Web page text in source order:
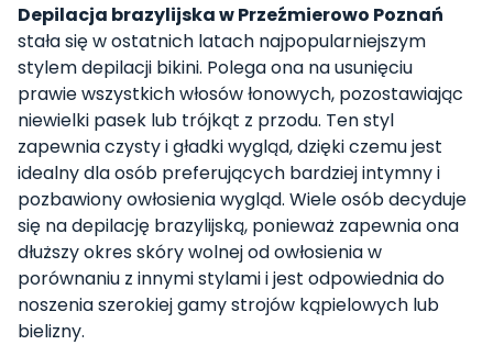
Depilacja brazylijska w Przeźmierowo Poznań
stała się w ostatnich latach najpopularniejszym
stylem depilacji bikini. Polega ona na usunięciu
prawie wszystkich włosów łonowych, pozostawiając
niewielki pasek lub trójkąt z przodu. Ten styl
zapewnia czysty i gładki wygląd, dzięki czemu jest
idealny dla osób preferujących bardziej intymny i
pozbawiony owłosienia wygląd. Wiele osób decyduje
się na depilację brazylijską, ponieważ zapewnia ona
dłuższy okres skóry wolnej od owłosienia w
porównaniu z innymi stylami i jest odpowiednia do
noszenia szerokiej gamy strojów kąpielowych lub
bielizny.